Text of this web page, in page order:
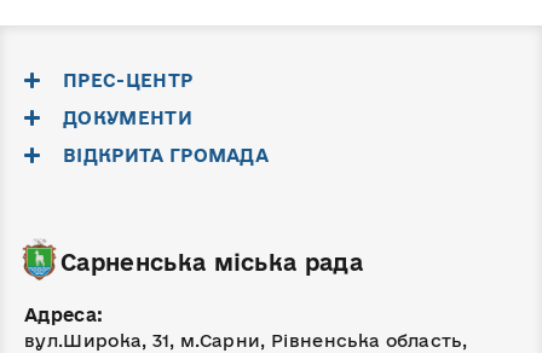
ПРЕС-ЦЕНТР
ДОКУМЕНТИ
ВІДКРИТА ГРОМАДА
Сарненська міська рада
Адреса:
вул.Широка, 31, м.Сарни, Рівненська область,